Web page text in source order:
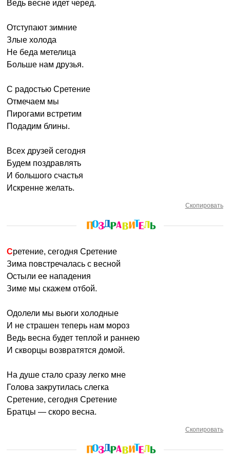
Ведь весне идет черед.
Отступают зимние
Злые холода
Не беда метелица
Больше нам друзья.
С радостью Сретение
Отмечаем мы
Пирогами встретим
Подадим блины.
Всех друзей сегодня
Будем поздравлять
И большого счастья
Искренне желать.
Скопировать
Сретение, сегодня Сретение
Зима повстречалась с весной
Остыли ее нападения
Зиме мы скажем отбой.
Одолели мы вьюги холодные
И не страшен теперь нам мороз
Ведь весна будет теплой и раннею
И скворцы возвратятся домой.
На душе стало сразу легко мне
Голова закрутилась слегка
Сретение, сегодня Сретение
Братцы — скоро весна.
Скопировать